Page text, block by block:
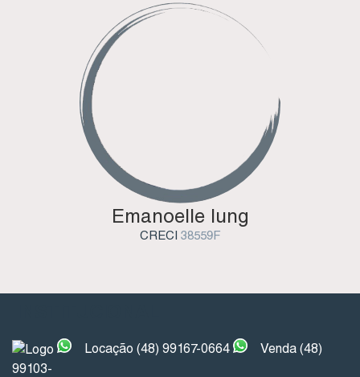
Emanoelle Iung
CRECI 38559F
Locação (48) 99167-0664
Venda (48)
99103-